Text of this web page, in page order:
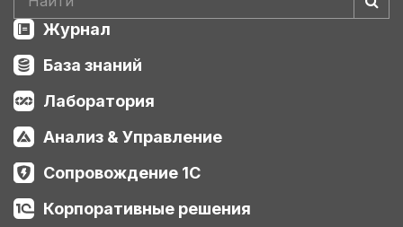
Журнал
База знаний
Лаборатория
Анализ & Управление
Сопровождение 1С
Корпоративные решения